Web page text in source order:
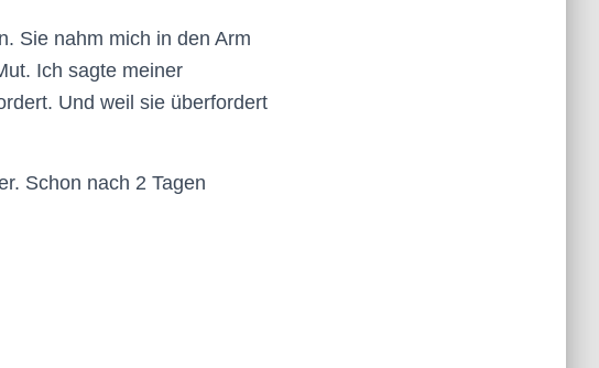
Sie nahm mich in den Arm
Ich sagte meiner
Und weil sie überfordert
Schon nach 2 Tagen